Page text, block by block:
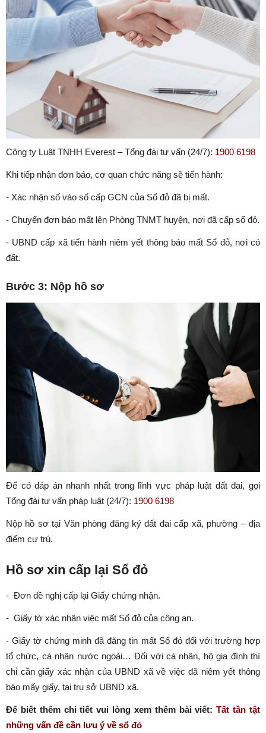
Công ty Luật TNHH Everest – Tổng đài tư vấn (24/7): 1900 6198
Khi tiếp nhận đơn báo, cơ quan chức năng sẽ tiến hành:
- Xác nhận số vào sổ cấp GCN của Sổ đỏ đã bị mất.
- Chuyển đơn báo mất lên Phòng TNMT huyện, nơi đã cấp sổ đỏ.
- UBND cấp xã tiến hành niêm yết thông báo mất Sổ đỏ, nơi có
đất.
Bước 3: Nộp hồ sơ
Để có đáp án nhanh nhất trong lĩnh vực pháp luật đất đai, gọi
Tổng đài tư vấn pháp luật (24/7): 1900 6198
Nộp hồ sơ tại Văn phòng đăng ký đất đai cấp xã, phường – địa
điểm cư trú.
Hồ sơ xin cấp lại Sổ đỏ
- Đơn đề nghị cấp lại Giấy chứng nhận.
- Giấy tờ xác nhận việc mất Sổ đỏ của công an.
- Giấy tờ chứng minh đã đăng tin mất Sổ đỏ đối với trường hợp
tổ chức, cá nhân nước ngoài… Đối với cá nhân, hộ gia đình thì
chỉ cần giấy xác nhận của UBND xã về việc đã niêm yết thông
báo mấy giấy, tại trụ sở UBND xã.
Để biết thêm chi tiết vui lòng xem thêm bài viết: Tất tần tật
những vấn đề cần lưu ý về sổ đỏ